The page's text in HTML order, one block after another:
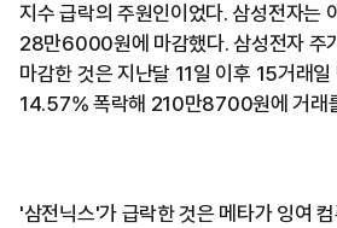
지수 급락의 주원인이었다. 삼성전자는
28만6000원에 마감했다. 삼성전자 주
마감한 것은 지난달 11일 이후 15거래
14.57% 폭락해 210만8700원에 거래
'삼전닉스'가 급락한 것은 메타가 잉여